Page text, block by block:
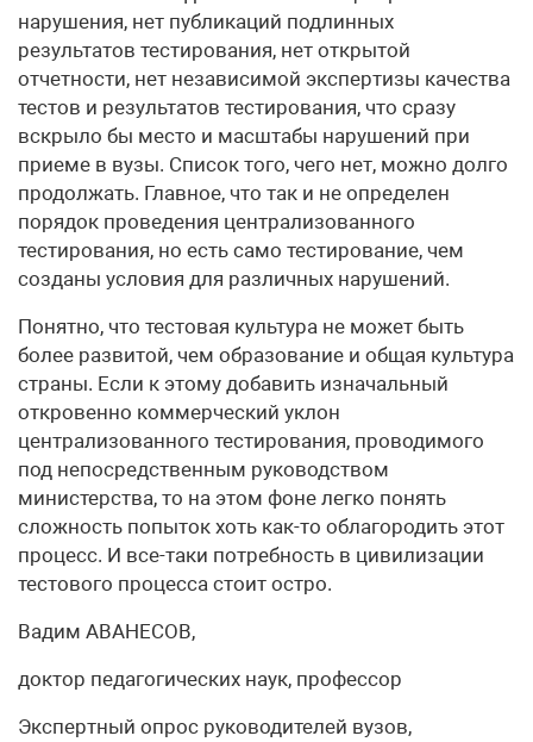
нарушения, нет публикаций подлинных
результатов тестирования, нет открытой
отчетности, нет независимой экспертизы качества
тестов и результатов тестирования, что сразу
вскрыло бы место и масштабы нарушений при
приеме в вузы. Список того, чего нет, можно долго
продолжать. Главное, что так и не определен
порядок проведения централизованного
тестирования, но есть само тестирование, чем
созданы условия для различных нарушений.
Понятно, что тестовая культура не может быть
более развитой, чем образование и общая культура
страны. Если к этому добавить изначальный
откровенно коммерческий уклон
централизованного тестирования, проводимого
под непосредственным руководством
министерства, то на этом фоне легко понять
сложность попыток хоть как-то облагородить этот
процесс. И все-таки потребность в цивилизации
тестового процесса стоит остро.
Вадим АВАНЕСОВ,
доктор педагогических наук, профессор
Экспертный опрос руководителей вузов,